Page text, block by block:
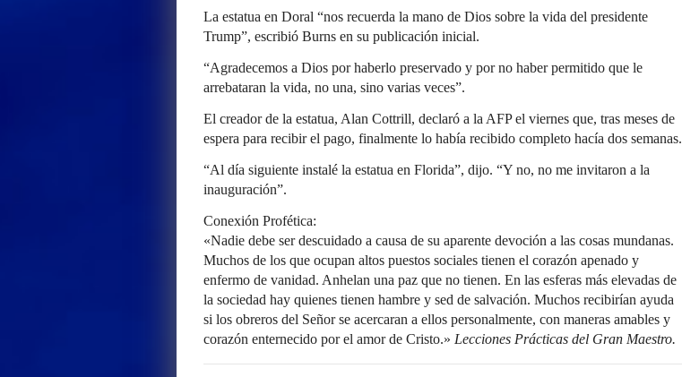
La estatua en Doral “nos recuerda la mano de Dios sobre la vida del presidente
Trump”, escribió Burns en su publicación inicial.
“Agradecemos a Dios por haberlo preservado y por no haber permitido que le
arrebataran la vida, no una, sino varias veces”.
El creador de la estatua, Alan Cottrill, declaró a la AFP el viernes que, tras meses de
espera para recibir el pago, finalmente lo había recibido completo hacía dos semanas.
“Al día siguiente instalé la estatua en Florida”, dijo. “Y no, no me invitaron a la
inauguración”.
Conexión Profética:
«Nadie debe ser descuidado a causa de su aparente devoción a las cosas mundanas.
Muchos de los que ocupan altos puestos sociales tienen el corazón apenado y
enfermo de vanidad. Anhelan una paz que no tienen. En las esferas más elevadas de
la sociedad hay quienes tienen hambre y sed de salvación. Muchos recibirían ayuda
si los obreros del Señor se acercaran a ellos personalmente, con maneras amables y
corazón enternecido por el amor de Cristo.» Lecciones Prácticas del Gran Maestro.